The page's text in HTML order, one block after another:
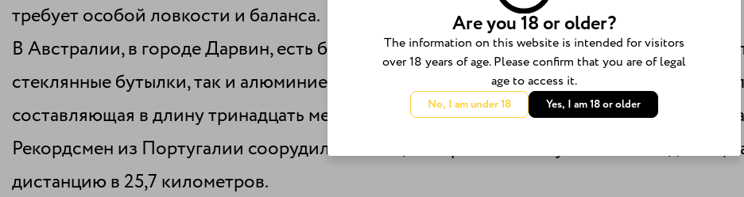
требует особой ловкости и баланса.
В Австралии, в городе Дарвин, есть большая регата в полную величину, состоящая
стеклянные бутылки, так и алюминиевые банки. Также из банок от пива была сделана
составляющая в длину тринадцать метров. Лодка, кстати, была функциональна и
Рекордсмен из Португалии соорудил настоящий паром из 160 бутылок из-под пива,
дистанцию в 25,7 километров.
Are you 18 or older?
The information on this website is intended for visitors
over 18 years of age. Please confirm that you are of legal
age to access it.
No, I am under 18 Yes, I am 18 or older